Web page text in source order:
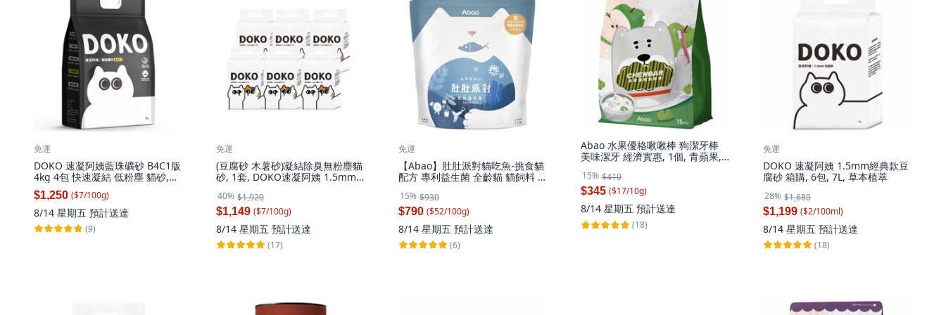
免運
DOKO 速凝阿姨藍珠礦砂 B4C1版
4kg 4包 快速凝結 低粉塵 貓砂,
B4C1版(有添加木薯砂)
$1,250 ($7/100g)
8/14 星期五 預計送達
(9)
免運
(豆腐砂 木薯砂)凝結除臭無粉塵貓
砂, 1套, DOKO速凝阿姨 1.5mm
40% $1,920
$1,149 ($7/100g)
8/14 星期五 預計送達
(17)
免運
【Abao】肚肚派對貓吃魚-挑食貓
配方 專利益生菌 全齡貓 貓飼料 貓
魚
15% $930
$790 ($52/100g)
8/14 星期五 預計送達
(6)
Abao 水果優格啾啾棒 狗潔牙棒
美味潔牙 經濟實惠, 1個, 青蘋果,
15% $410
$345 ($17/10g)
8/14 星期五 預計送達
(18)
免運
DOKO 速凝阿姨 1.5mm經典款豆
腐砂 箱購, 6包, 7L, 草本植萃
28% $1,680
$1,199 ($2/100ml)
8/14 星期五 預計送達
(18)